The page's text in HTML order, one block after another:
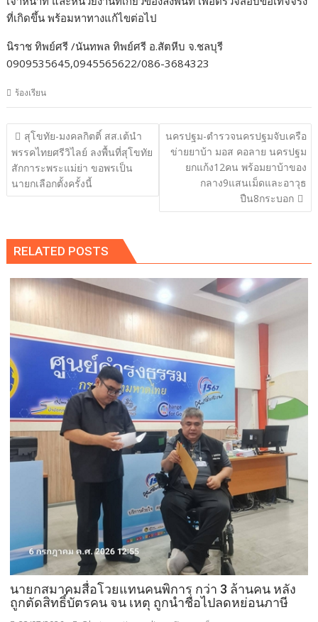
ที่เกิดขึ้น พร้อมหาทางแก้ไขต่อไป
นิราช ทิพย์ศรี /นันทพล ทิพย์ศรี อ.สัตหีบ จ.ชลบุรี
0909535645,0945565622/086-3684323
ร้องเรียน
แนะแนว
เรื่อง
สุโขทัย-มงคลกิตติ์ สส.เต้นำ
พรรคไทยศรีวิไลย์ ลงพื้นที่สุโขทัย
สักการะพระแม่ย่า ขอพรเป็น
นายกเลือกตั้งครั้งนี้
นครปฐม-ตำรวจนครปฐมจับเครือ
ข่ายยาบ้า มอส คอลาย นครปฐม
ยกแก้ง12คน พร้อมยาบ้าของ
กลาง9แสนเม็ดและอาวุธ
ปืน8กระบอก
RELATED POSTS
นายกสมาคมสื่อโวยแทนคนพิการ กว่า 3 ล้านคน หลัง
ถูกตัดสิทธิ์บัตรคน จน เหตุ ถูกนำชื่อไปลดหย่อนภาษี